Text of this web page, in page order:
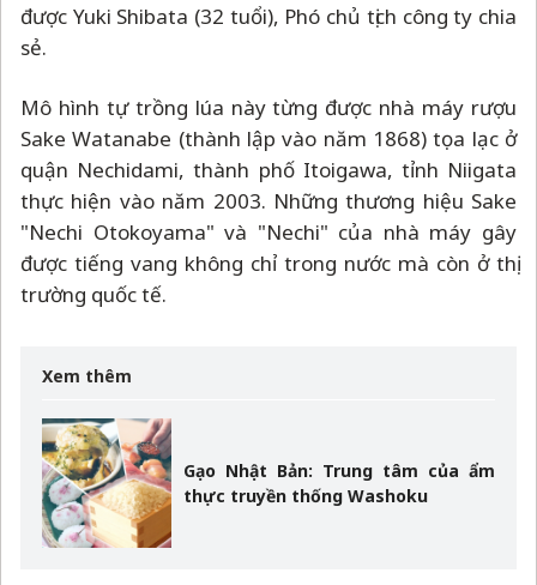
được Yuki Shibata (32 tuổi), Phó chủ tịch công ty chia
sẻ.
Mô hình tự trồng lúa này từng được nhà máy rượu
Sake Watanabe (thành lập vào năm 1868) tọa lạc ở
quận Nechidami, thành phố Itoigawa, tỉnh Niigata
thực hiện vào năm 2003. Những thương hiệu Sake
"Nechi Otokoyama" và "Nechi" của nhà máy gây
được tiếng vang không chỉ trong nước mà còn ở thị
trường quốc tế.
Xem thêm
Gạo Nhật Bản: Trung tâm của ẩm
thực truyền thống Washoku